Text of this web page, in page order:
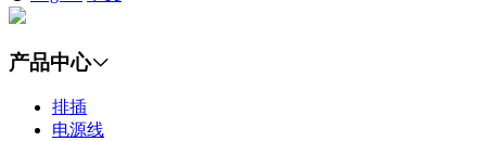
产品中心
排插
电源线